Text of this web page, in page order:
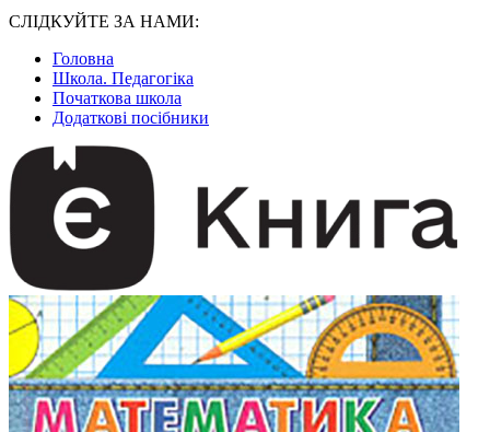
СЛІДКУЙТЕ ЗА НАМИ:
Головна
Школа. Педагогіка
Початкова школа
Додаткові посібники